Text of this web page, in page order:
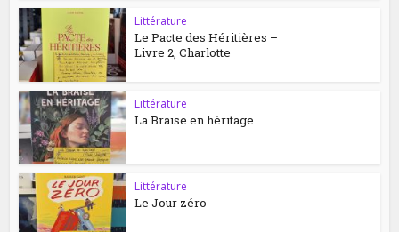
Littérature
Le Pacte des Héritières –
Livre 2, Charlotte
Littérature
La Braise en héritage
Littérature
Le Jour zéro